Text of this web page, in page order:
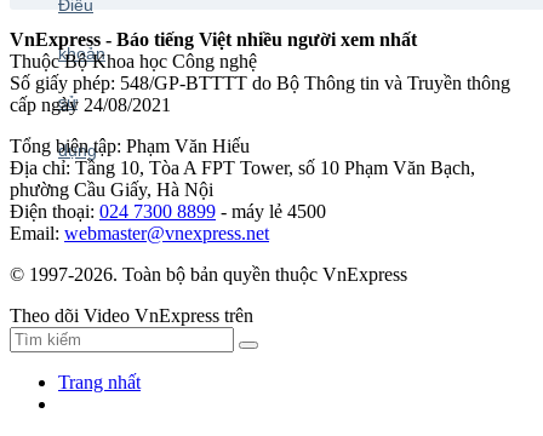
VnExpress - Báo tiếng Việt nhiều người xem nhất
Thuộc Bộ Khoa học Công nghệ
Số giấy phép: 548/GP-BTTTT do Bộ Thông tin và Truyền thông
cấp ngày 24/08/2021
Tổng biên tập: Phạm Văn Hiếu
Địa chỉ: Tầng 10, Tòa A FPT Tower, số 10 Phạm Văn Bạch,
phường Cầu Giấy, Hà Nội
Điện thoại: 024 7300 8899 - máy lẻ 4500
Email: webmaster@vnexpress.net
© 1997-2026. Toàn bộ bản quyền thuộc VnExpress
Theo dõi Video VnExpress trên
Trang nhất